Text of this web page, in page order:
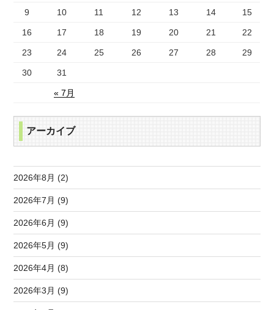
« 7月
9 10 11 12 13 14 15
16 17 18 19 20 21 22
23 24 25 26 27 28 29
30 31
アーカイブ
2026年8月 (2)
2026年7月 (9)
2026年6月 (9)
2026年5月 (9)
2026年4月 (8)
2026年3月 (9)